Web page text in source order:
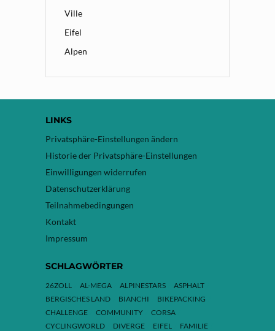
Ville
Eifel
Alpen
LINKS
Privatsphäre-Einstellungen ändern
Historie der Privatsphäre-Einstellungen
Einwilligungen widerrufen
Datenschutzerklärung
Teilnahmebedingungen
Kontakt
Impressum
SCHLAGWÖRTER
26ZOLL AL-MEGA ALPINESTARS
ASPHALT
BERGISCHES LAND
BIANCHI
BIKEPACKING
CHALLENGE
COMMUNITY
CORSA
CYCLINGWORLD
DIVERGE EIFEL
FAMILIE